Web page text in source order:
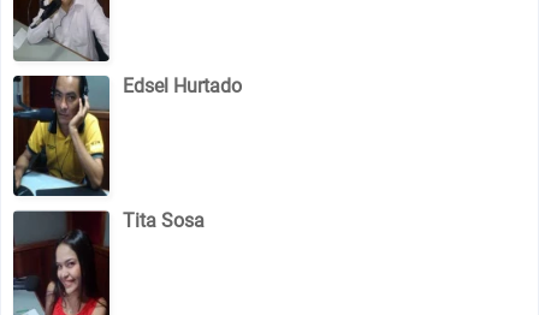
Edsel Hurtado
Tita Sosa